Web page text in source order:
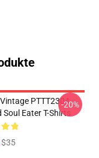
PTTT2304
Eater T-Shirts
$35
-20%